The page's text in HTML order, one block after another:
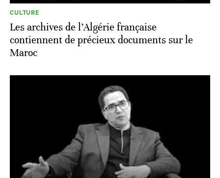
CULTURE
Les archives de l’Algérie française
contiennent de précieux documents sur le
Maroc